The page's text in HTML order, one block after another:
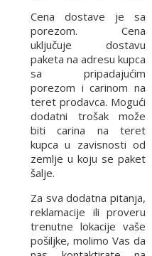
Cena dostave je sa
porezom. Cena
uključuje dostavu
paketa na adresu kupca
sa pripadajućim
porezom i carinom na
teret prodavca. Mogući
dodatni trošak može
biti carina na teret
kupca u zavisnosti od
zemlje u koju se paket
šalje.
Za sva dodatna pitanja,
reklamacije ili proveru
trenutne lokacije vaše
pošiljke, molimo Vas da